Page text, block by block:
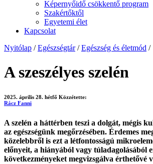
Képernyőidő csökkentő program
Szakértőktől
Egyetemi élet
Kapcsolat
Nyitólap / Egészségtár / Egészség és életmód /
A szeszélyes szelén
2025. április 28. hétfő Közzétette:
Rácz Fanni
A szelén a háttérben teszi a dolgát, mégis
az egészségünk megőrzésében. Érdemes
közelebbről is ezt a létfontosságú
előnyeit, a hiányából vagy túladagolásából
következményeket megvizsgálva érthetővé